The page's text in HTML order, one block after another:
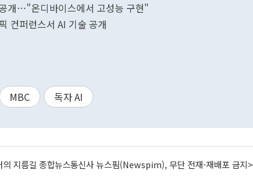
개…"온디바이스에서 고성능 구현"
컨퍼런스서 AI 기술 공개
MBC 독자 AI
의 지름길 종합뉴스통신사 뉴스핌(Newspim), 무단 전재-재배포 금지>